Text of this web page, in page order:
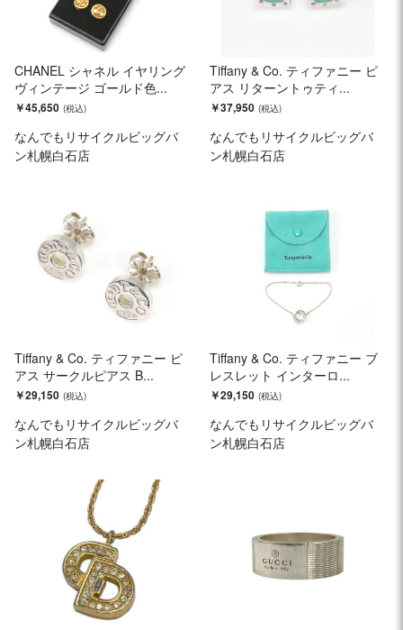
CHANEL シャネル イヤリング
ヴィンテージ ゴールド色...
￥45,650
なんでもリサイクルビッグバ
ン札幌白石店
Tiffany & Co. ティファニー ピ
アス リターントゥティ...
￥37,950
なんでもリサイクルビッグバ
ン札幌白石店
Tiffany & Co. ティファニー ピ
アス サークルピアス B...
￥29,150
なんでもリサイクルビッグバ
ン札幌白石店
Tiffany & Co. ティファニー ブ
レスレット インターロ...
￥29,150
なんでもリサイクルビッグバ
ン札幌白石店